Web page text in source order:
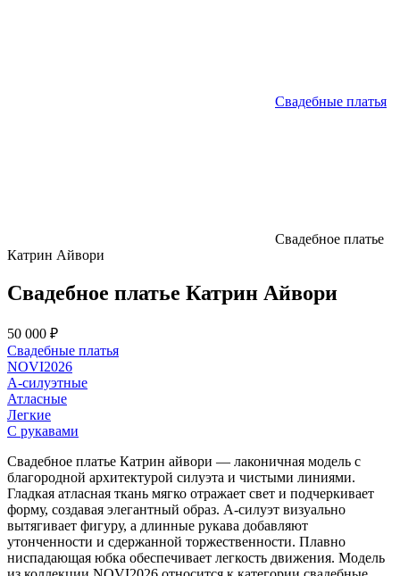
Свадебные платья
Свадебное платье
Катрин Айвори
Свадебное платье Катрин Айвори
50 000 ₽
Свадебные платья
NOVI2026
А-силуэтные
Атласные
Легкие
С рукавами
Свадебное платье Катрин айвори — лаконичная модель с
благородной архитектурой силуэта и чистыми линиями.
Гладкая атласная ткань мягко отражает свет и подчеркивает
форму, создавая элегантный образ. А-силуэт визуально
вытягивает фигуру, а длинные рукава добавляют
утонченности и сдержанной торжественности. Плавно
ниспадающая юбка обеспечивает легкость движения. Модель